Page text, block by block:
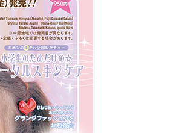
編集長・若狭夢莉香